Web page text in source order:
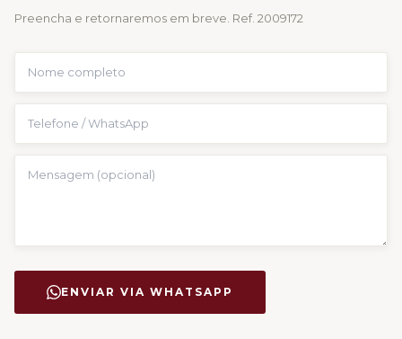
Preencha e retornaremos em breve. Ref. 2009172
ENVIAR VIA WHATSAPP